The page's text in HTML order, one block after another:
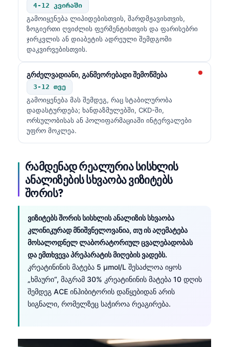
4-12 კვირაში
გამოიყენება ლიპიდებისთვის, შარდმჟავისთვის,
ზოგიერთი ღვიძლის ფერმენტისთვის და ფარისებრი
ჯირკვლის ან დიაბეტის ადრეული შემდგომი
დაკვირვებისთვის.
გრძელვადიანი, განმეორებადი შემოწმება
3-12 თვე
გამოიყენება მას შემდეგ, რაც სტაბილურობა
დადასტურდება; ხანდაზმულებში, CKD-ში,
ორსულობისას ან პოლიფარმაციაში ინტერვალები
უფრო მოკლეა.
რამდენად რეალურია სისხლის
ანალიზების სხვაობა ვიზიტებს
შორის?
ვიზიტებს შორის სისხლის ანალიზის სხვაობა
კლინიკურად მნიშვნელოვანია, თუ ის აღემატება
მოსალოდნელ ლაბორატორიულ ცვალებადობას
და ემთხვევა პრეპარატის მიღების ვადებს.
კრეატინინის მატება 5 µmol/L შესაძლოა იყოს
„ხმაური“, მაგრამ 30% კრეატინინის მატება 10 დღის
შემდეგ ACE ინჰიბიტორის დაწყებიდან არის
სიგნალი, რომელზეც საჭიროა რეაგირება.